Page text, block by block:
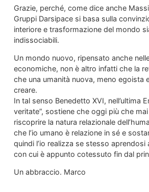
Grazie, perché, come dice anche
Gruppi Darsipace si basa sulla
interiore e trasformazione del mondo
indissociabili.
Un mondo nuovo, ripensato anche
economiche, non è altro infatti che la
che una umanità nuova, meno egoista
creare.
In tal senso Benedetto XVI, nell’ultima
veritate”, sostiene che oggi più che
riscoprire la natura relazionale
che l’io umano è relazione in sé e
quindi l’io realizza se stesso aprendosi
con cui è appunto cotessuto fin dal
Un abbraccio. Marco